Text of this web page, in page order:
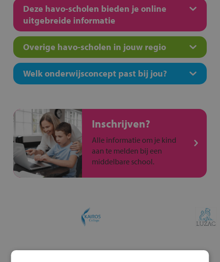
Deze havo-scholen bieden je online
uitgebreide informatie
Overige havo-scholen in jouw regio
Welk onderwijsconcept past bij jou?
Inschrijven?
Alle informatie om je kind
aan te melden bij een
middelbare school.